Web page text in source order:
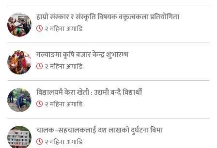
हाम्रो संस्कार र संस्कृति विषयक वक्तृत्वकला प्रतियोगिता
२ महिना अगाडि
गल्याङमा कृषि बजार केन्द्र शुभारम्भ
२ महिना अगाडि
विद्यालयमै केरा खेती : उद्यमी बन्दै विद्यार्थी
२ महिना अगाडि
चालक–सहचालकलाई दश लाखको दुर्घटना बिमा
२ महिना अगाडि